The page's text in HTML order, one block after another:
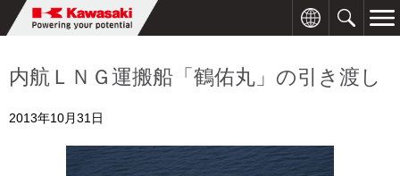
内航ＬＮＧ運搬船「鶴佑丸」の引き渡し
2013年10月31日